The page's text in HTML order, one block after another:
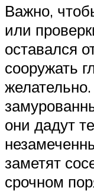
Важно,
или
оставался
сооружать
они дадут
заметят
срочном